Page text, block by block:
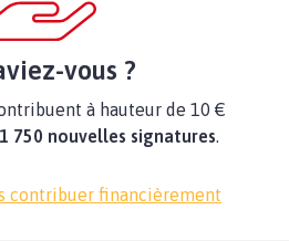
vous ?
à hauteur de 10 €
1 750 nouvelles signatures.
contribuer financièrement